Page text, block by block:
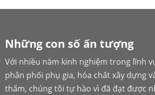
Những con số ấn tượng
Với nhiều năm kinh nghiệm trong lĩnh
phân phối phụ gia, hóa chất xây dựng
thấm, chúng tôi tự hào vì đã đạt được